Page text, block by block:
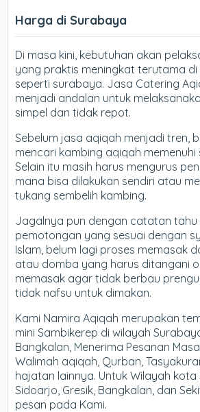
Harga di Surabaya
Di masa kini, kebutuhan akan
yang praktis meningkat terutama
seperti surabaya. Jasa Catering
menjadi andalan untuk
simpel dan tidak repot.
Sebelum jasa aqiqah menjadi tren,
mencari kambing aqiqah
Selain itu masih harus mengurus
mana bisa dilakukan sendiri atau
tukang sembelih kambing.
Jagalnya pun dengan catatan tahu
pemotongan yang sesuai dengan
Islam, belum lagi proses memasak
atau domba yang harus ditangani
memasak agar tidak berbau
tidak nafsu untuk dimakan.
Kami Namira Aqiqah merupakan
mini Sambikerep di wilayah
Bangkalan, Menerima Pesanan
Walimah aqiqah, Qurban,
hajatan lainnya. Untuk Wilayah kota
Sidoarjo, Gresik, Bangkalan, dan
pesan pada Kami.